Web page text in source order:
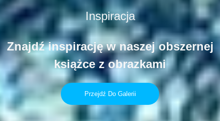
Inspiracja
Znajdź inspirację w naszej obszernej
książce z obrazkami
Przejdź Do Galerii